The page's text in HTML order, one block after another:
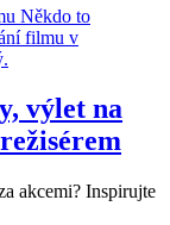
výlet na
akcemi? Inspirujte